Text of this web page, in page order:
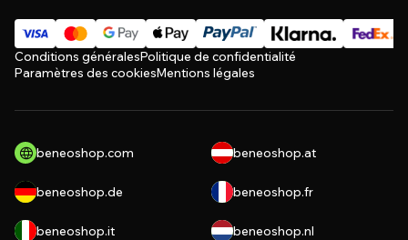
Conditions généralesPolitique de confidentialité
Paramètres des cookiesMentions légales
beneoshop.com beneoshop.at
beneoshop.de beneoshop.fr
beneoshop.it beneoshop.nl